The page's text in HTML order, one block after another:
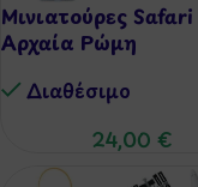
Μινιατούρες Safari
Αρχαία Ρώμη
Διαθέσιμo
24,00 €